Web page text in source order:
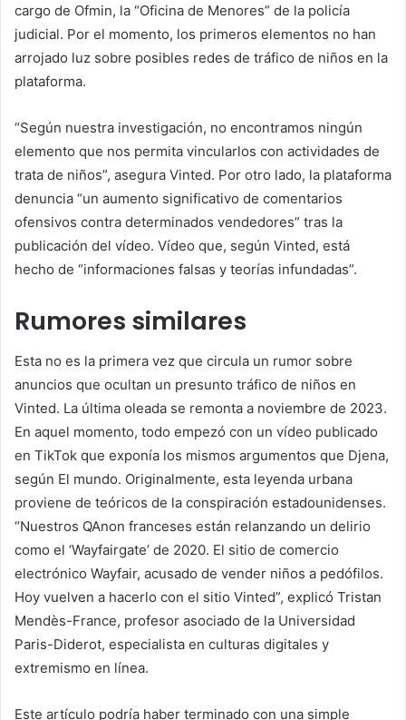
cargo de Ofmin, la “Oficina de Menores” de la policía
judicial. Por el momento, los primeros elementos no han
arrojado luz sobre posibles redes de tráfico de niños en la
plataforma.
“Según nuestra investigación, no encontramos ningún
elemento que nos permita vincularlos con actividades de
trata de niños”, asegura Vinted. Por otro lado, la plataforma
denuncia “un aumento significativo de comentarios
ofensivos contra determinados vendedores” tras la
publicación del vídeo. Vídeo que, según Vinted, está
hecho de “informaciones falsas y teorías infundadas”.
Rumores similares
Esta no es la primera vez que circula un rumor sobre
anuncios que ocultan un presunto tráfico de niños en
Vinted. La última oleada se remonta a noviembre de 2023.
En aquel momento, todo empezó con un vídeo publicado
en TikTok que exponía los mismos argumentos que Djena,
según El mundo. Originalmente, esta leyenda urbana
proviene de teóricos de la conspiración estadounidenses.
“Nuestros QAnon franceses están relanzando un delirio
como el ‘Wayfairgate’ de 2020. El sitio de comercio
electrónico Wayfair, acusado de vender niños a pedófilos.
Hoy vuelven a hacerlo con el sitio Vinted”, explicó Tristan
Mendès-France, profesor asociado de la Universidad
Paris-Diderot, especialista en culturas digitales y
extremismo en línea.
Este artículo podría haber terminado con una simple